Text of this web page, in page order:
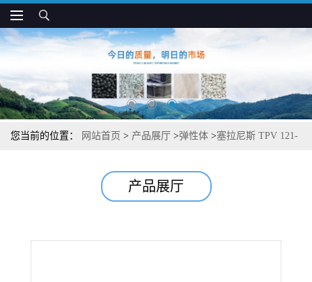
您当前的位置： 网站首页 > 产品展厅 >弹性体 >塞拉尼斯 TPV 121-
产品展厅